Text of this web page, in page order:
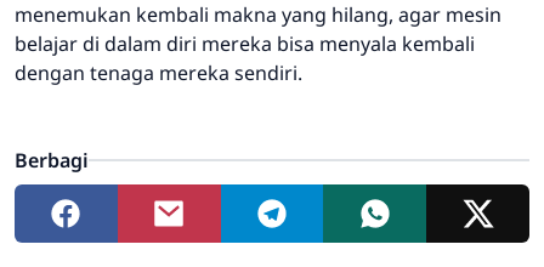
menemukan kembali makna yang hilang, agar mesin
belajar di dalam diri mereka bisa menyala kembali
dengan tenaga mereka sendiri.
Berbagi